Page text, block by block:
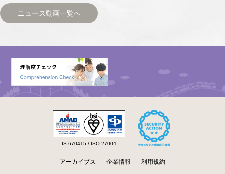
ニュース動画一覧へ
IS 670415 / ISO 27001
アーカイブス 企業情報 利用規約